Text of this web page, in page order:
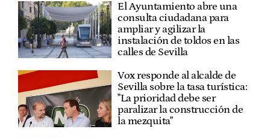
El Ayuntamiento abre una
consulta ciudadana para
ampliar y agilizar la
instalación de toldos en las
calles de Sevilla
Vox responde al alcalde de
Sevilla sobre la tasa turística:
"La prioridad debe ser
paralizar la construcción de
la mezquita"